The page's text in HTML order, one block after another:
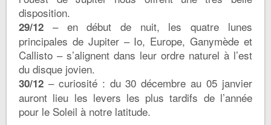
disposition.
29/12 – en début de nuit, les quatre lunes
principales de Jupiter – Io, Europe, Ganymède et
Callisto – s’alignent dans leur ordre naturel à l’est
du disque jovien.
30/12 – curiosité : du 30 décembre au 05 janvier
auront lieu les levers les plus tardifs de l’année
pour le Soleil à notre latitude.